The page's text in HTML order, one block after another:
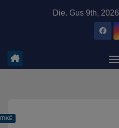
Die. Gus 9th, 2026